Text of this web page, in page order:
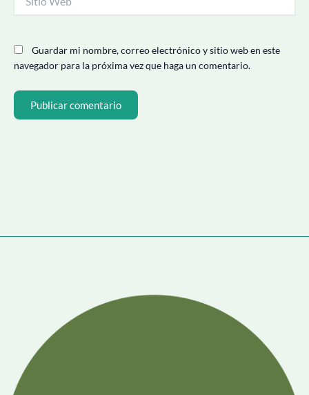
Web
Guardar mi nombre, correo electrónico y sitio web en este
navegador para la próxima vez que haga un comentario.